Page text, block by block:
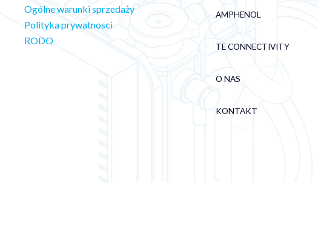
Ogólne warunki sprzedaży
Polityka prywatnosci
RODO
AMPHENOL
TE CONNECTIVITY
O NAS
KONTAKT